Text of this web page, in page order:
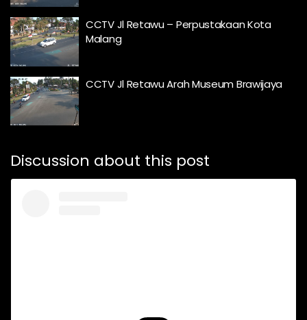
CCTV Jl Retawu – Perpustakaan Kota
Malang
CCTV Jl Retawu Arah Museum Brawijaya
Discussion about this post